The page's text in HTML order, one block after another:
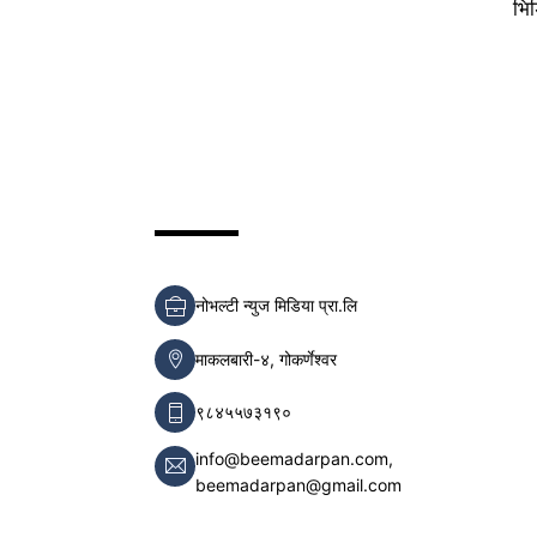
नोभल्टी न्युज मिडिया प्रा.लि
माकलबारी-४, गोकर्णेश्वर
९८४५५७३१९०
info@beemadarpan.com,
beemadarpan@gmail.com